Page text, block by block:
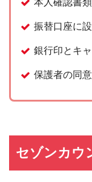
本人確認書
振替口座に
銀行印とキ
保護者の同
セゾンカウ